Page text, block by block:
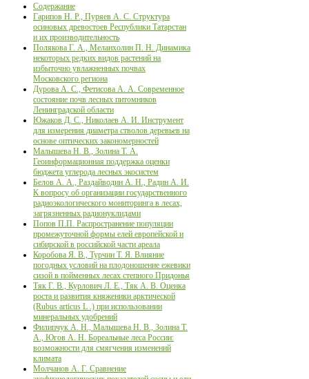
Содержание
Гарипов Н. Р., Пуряев А. С. Структура
осиновых древостоев Республики Татарстан
и их производительность
Полякова Г. А., Меланхолин П. Н. Динамика
некоторых редких видов растений на
избыточно увлажненных почвах
Московского региона
Дурова А. С., Фетисова А. А. Современное
состояние почв лесных питомников
Ленинградской области
Южаков Д. С., Николаев А. И. Инструмент
для измерения диаметра стволов деревьев на
основе оптических закономерностей
Малышева Н. В., Золина Т. А.
Геоинформационная поддержка оценки
бюджета углерода лесных экосистем
Белов А. А., Раздайводин А. Н., Радин А. И.
К вопросу об организации государственного
радиоэкологического мониторинга в лесах,
загрязненных радионуклидами
Попов П.П. Распространение популяции
промежуточной формы елей европейской и
сибирской в российской части ареала
Коробова Я. В., Турчин Т. Я. Влияние
погодных условий на плодоношение ежевики
сизой в пойменных лесах степного Придонья
Тяк Г. В., Курлович Л. Е., Тяк А. В. Оценка
роста и развития княженики арктической
(Rubus articus L .) при использовании
минеральных удобрений
Филипчук А. Н., Малышева Н. В., Золина Т.
А., Югов А. Н. Бореальные леса России:
возможности для смягчения изменений
климата
Молчанов А. Г. Сравнение